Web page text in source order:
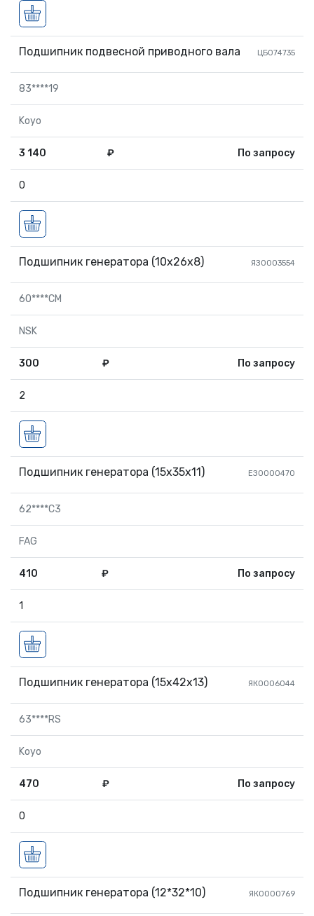
Подшипник подвесной приводного вала ЦБ074735
83****19
Koyo
3 140 ₽ По запросу
0
Подшипник генератора (10х26х8) ЯЗ0003554
60****CM
NSK
300 ₽ По запросу
2
Подшипник генератора (15х35х11) ЕЗ0000470
62****C3
FAG
410 ₽ По запросу
1
Подшипник генератора (15х42х13) ЯК0006044
63****RS
Koyo
470 ₽ По запросу
0
Подшипник генератора (12*32*10) ЯК0000769